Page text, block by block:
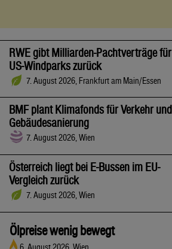
RWE gibt Milliarden-Pachtverträge für
US-Windparks zurück
7. August 2026, Frankfurt am Main/Essen
BMF plant Klimafonds für Verkehr und
Gebäudesanierung
7. August 2026, Wien
Österreich liegt bei E-Bussen im EU-
Vergleich zurück
7. August 2026, Wien
Ölpreise wenig bewegt